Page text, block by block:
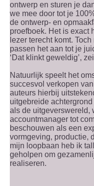
ontwerp en sturen je
we mee door tot je
de ontwerp- en
proefboek. Het is exact
lezer terecht komt.
passen het aan tot je
‘Dat klinkt geweldig’,
Natuurlijk speelt het
succesvol verkopen
auteurs hierbij
uitgebreide
als de uitgeverswereld,
accountmanager tot
beschouwen als een
vormgeving, productie,
mijn loopbaan heb ik
geholpen om
realiseren.